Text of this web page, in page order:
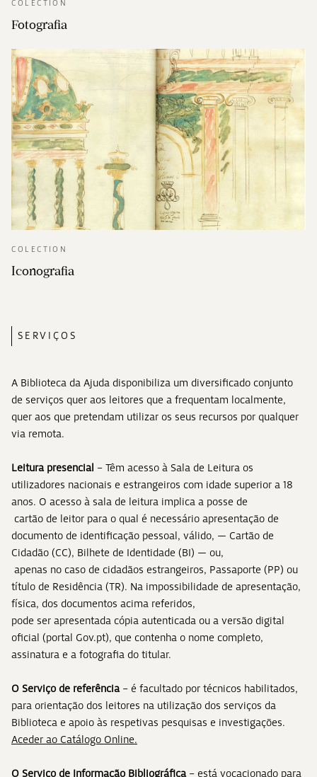
COLECTION
Fotografia
COLECTION
Iconografia
SERVIÇOS
A Biblioteca da Ajuda disponibiliza um diversificado conjunto
de serviços quer aos leitores que a frequentam localmente,
quer aos que pretendam utilizar os seus recursos por qualquer
via remota.
Leitura presencial – Têm acesso à Sala de Leitura os
utilizadores nacionais e estrangeiros com idade superior a 18
anos. O acesso à sala de leitura implica a posse de
cartão de leitor para o qual é necessário apresentação de
documento de identificação pessoal, válido, — Cartão de
Cidadão (CC), Bilhete de Identidade (BI) — ou,
apenas no caso de cidadãos estrangeiros, Passaporte (PP) ou
título de Residência (TR). Na impossibilidade de apresentação,
física, dos documentos acima referidos,
pode ser apresentada cópia autenticada ou a versão digital
oficial (portal Gov.pt), que contenha o nome completo,
assinatura e a fotografia do titular.
O Serviço de referência– é facultado por técnicos habilitados,
para orientação dos leitores na utilização dos serviços da
Biblioteca e apoio às respetivas pesquisas e investigações.
Aceder ao Catálogo Online.
O Serviço de Informação Bibliográfica– está vocacionado para